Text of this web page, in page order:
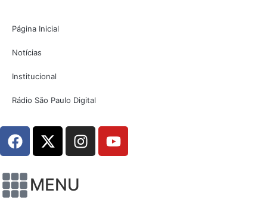
Página Inicial
Notícias
Institucional
Rádio São Paulo Digital
MENU